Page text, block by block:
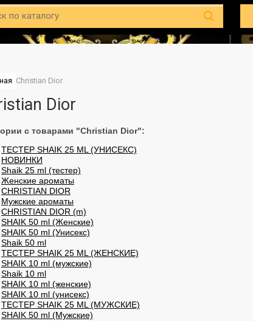
Christian Dior
Dior
с товарами "Christian Dior":
ТЕСТЕР SHAIK 25 ML (УНИСЕКС)
НОВИНКИ
Shaik 25 ml (тестер)
Женские ароматы
CHRISTIAN DIOR
Мужские ароматы
CHRISTIAN DIOR (m)
SHAIK 50 ml (Женские)
SHAIK 50 ml (Унисекс)
Shaik 50 ml
ТЕСТЕР SHAIK 25 ML (ЖЕНСКИЕ)
SHAIK 10 ml (мужские)
Shaik 10 ml
SHAIK 10 ml (женские)
SHAIK 10 ml (унисекс)
ТЕСТЕР SHAIK 25 ML (МУЖСКИЕ)
SHAIK 50 ml (Мужские)